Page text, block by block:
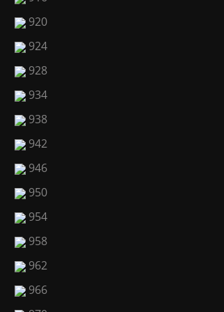
920
924
928
934
938
942
946
950
954
958
962
966